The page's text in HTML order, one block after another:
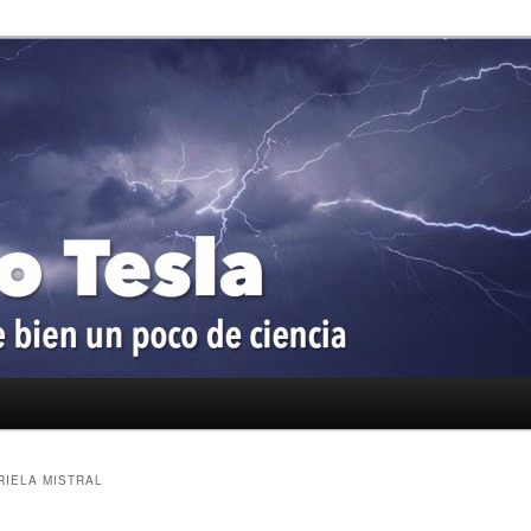
de ciencia
MISTRAL